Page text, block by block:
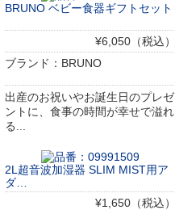
BRUNO ベビー食器ギフトセット
¥6,050（税込）
ブランド：BRUNO
出産のお祝いやお誕生日のプレゼ
ントに、食事の時間が幸せで溢れ
る...
2L超音波加湿器 SLIM MIST用ア
ダ…
¥1,650（税込）